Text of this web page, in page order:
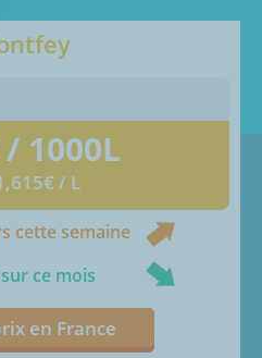
1000L
/ L
cette semaine
ce mois
en France